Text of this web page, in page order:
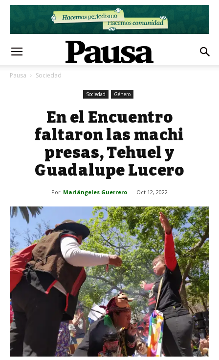
Pausa Sociedad
Sociedad Género
En el Encuentro
faltaron las machi
presas, Tehuel y
Guadalupe Lucero
Por Mariángeles Guerrero - Oct 12, 2022